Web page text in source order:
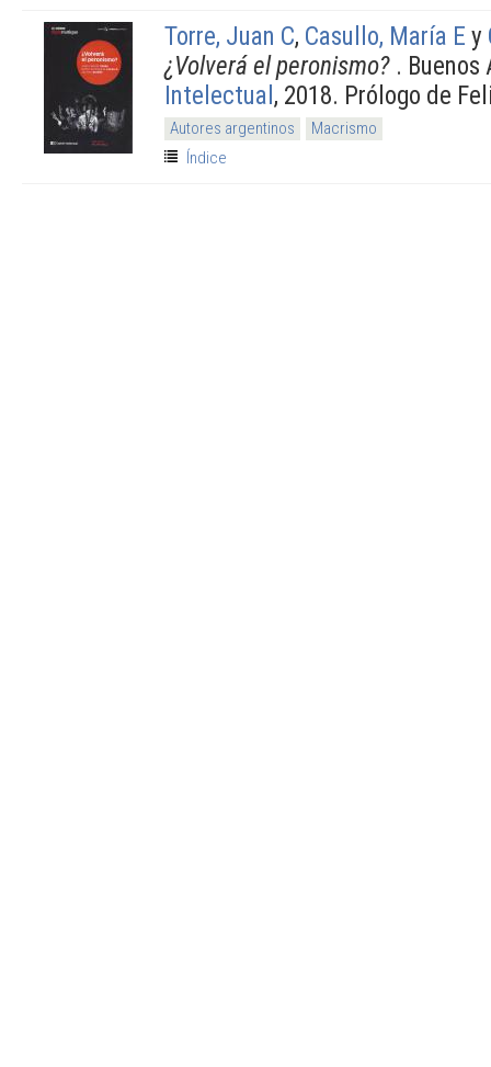
Torre, Juan C, Casullo, María E y
¿Volverá el peronismo? .
Intelectual, 2018. Prólogo de
Autores argentinos
Macrismo
Índice